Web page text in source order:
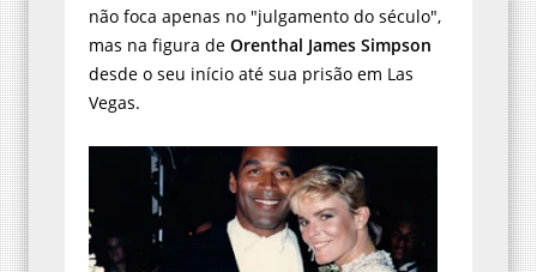
não foca apenas no "julgamento do século",
mas na figura de Orenthal James Simpson
desde o seu início até sua prisão em Las
Vegas.